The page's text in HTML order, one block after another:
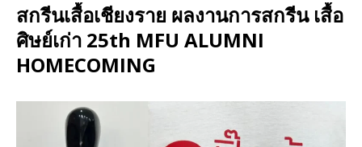
สกรีนเสื้อเชียงราย ผลงานการสกรีน เสื้อ
ศิษย์เก่า 25th MFU ALUMNI
HOMECOMING